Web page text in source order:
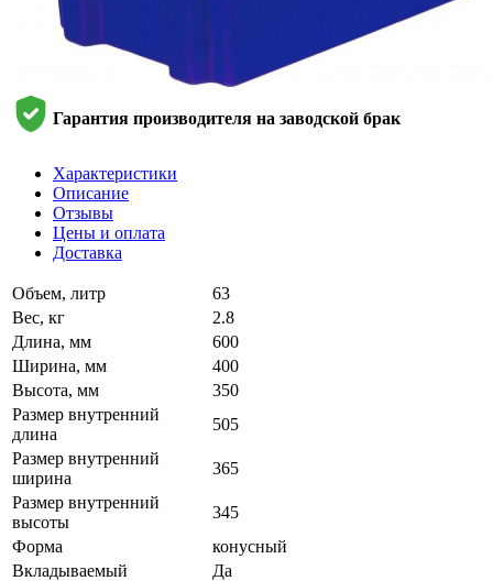
Гарантия производителя на заводской брак
Характеристики
Описание
Отзывы
Цены и оплата
Доставка
Объем, литр
63
Вес, кг
2.8
Длина, мм
600
Ширина, мм
400
Высота, мм
350
Размер внутренний
длина
505
Размер внутренний
ширина
365
Размер внутренний
высоты
345
Форма
конусный
Вкладываемый
Да